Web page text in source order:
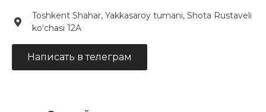
Toshkent Shahar, Yakkasaroy tumani, Shota Rustaveli
ko‘chasi 12A
Написать в телеграм